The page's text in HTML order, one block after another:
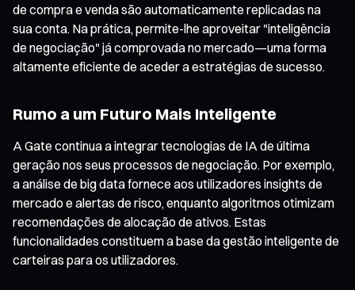
de compra e venda são automaticamente replicadas na
sua conta. Na prática, permite-lhe aproveitar "inteligência
de negociação" já comprovada no mercado—uma forma
altamente eficiente de aceder a estratégias de sucesso.
Rumo a um Futuro Mais Inteligente
A Gate continua a integrar tecnologias de IA de última
geração nos seus processos de negociação. Por exemplo,
a análise de big data fornece aos utilizadores insights de
mercado e alertas de risco, enquanto algoritmos otimizam
recomendações de alocação de ativos. Estas
funcionalidades constituem a base da gestão inteligente de
carteiras para os utilizadores.